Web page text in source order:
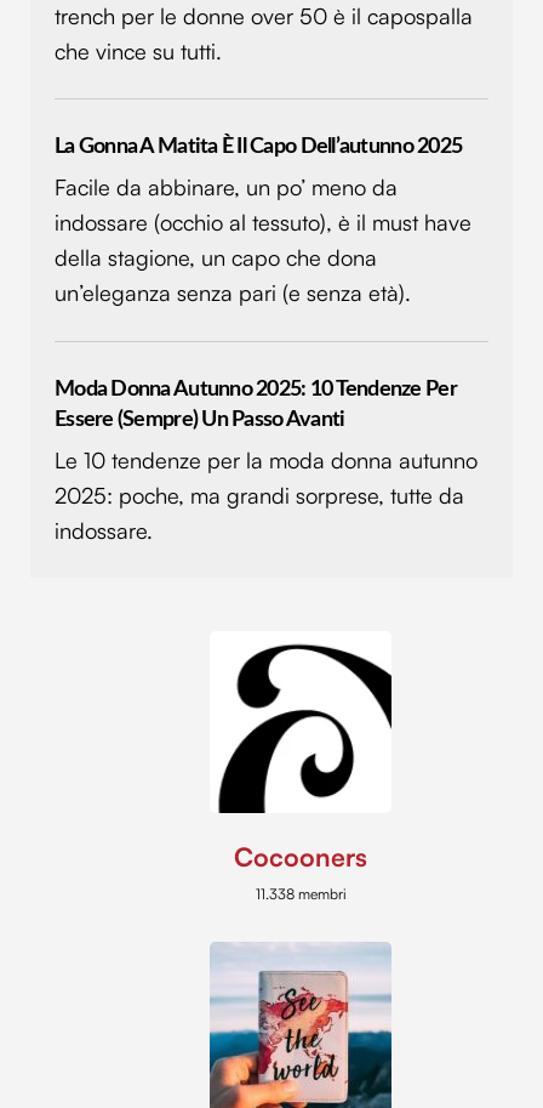
trench per le donne over 50 è il capospalla
che vince su tutti.
La Gonna A Matita È Il Capo Dell’autunno 2025
Facile da abbinare, un po’ meno da
indossare (occhio al tessuto), è il must have
della stagione, un capo che dona
un’eleganza senza pari (e senza età).
Moda Donna Autunno 2025: 10 Tendenze Per
Essere (sempre) Un Passo Avanti
Le 10 tendenze per la moda donna autunno
2025: poche, ma grandi sorprese, tutte da
indossare.
Cocooners
11.338 membri